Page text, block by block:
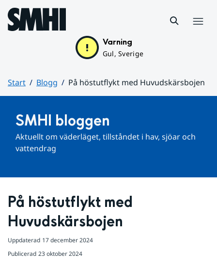
Hoppa till sidans innehåll
Varning
Gul, Sverige
Start Blogg
På höstutflykt med Huvudskärsbojen
SMHI bloggen
Aktuellt om väderläget, tillståndet i hav, sjöar och
vattendrag
På höstutflykt med
Huvudskärsbojen
Uppdaterad 17 december 2024
Publicerad 23 oktober 2024